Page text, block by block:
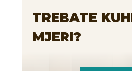
TREBATE
MJERI?